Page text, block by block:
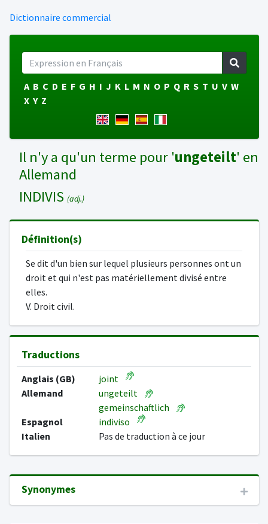
Dictionnaire commercial
A B C D E F G H I J K L M N O P Q R S T U V W
X Y Z
Il n'y a qu'un terme pour 'ungeteilt' en
Allemand
INDIVIS (adj.)
Définition(s)
Se dit d'un bien sur lequel plusieurs personnes ont un
droit et qui n'est pas matériellement divisé entre
elles.
V. Droit civil.
Traductions
Anglais (GB)
joint
Allemand
ungeteilt
gemeinschaftlich
Espagnol
indiviso
Italien
Pas de traduction à ce jour
Synonymes